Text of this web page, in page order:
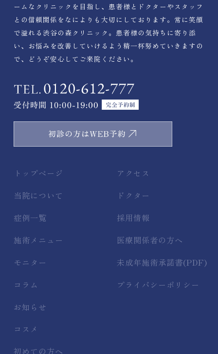
ームなクリニックを目指し、患者様とドクターやスタッフ
との信頼関係をなによりも大切にしております。常に笑顔
で溢れる渋谷の森クリニック。患者様の気持ちに寄り添
い、お悩みを改善していけるよう精一杯努めていきますの
で、どうぞ安心してご来院ください。
トップページ
当院について
症例一覧
施術メニュー
モニター
コラム
お知らせ
コスメ
初めての方へ
アクセス
ドクター
採用情報
医療関係者の方へ
未成年施術承諾書(PDF)
プライバシーポリシー